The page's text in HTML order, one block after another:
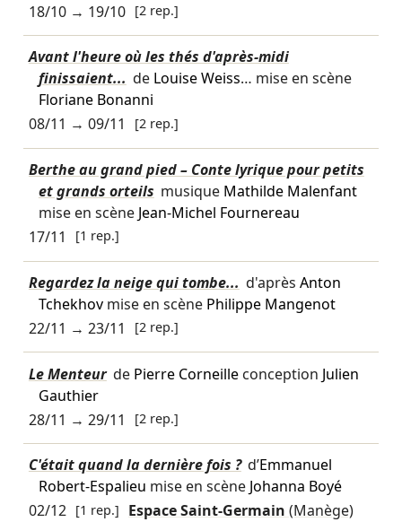
18/10→ 19/10 [2 rep.]
Avant l'heure où les thés d'après-midi
finissaient... de Louise Weiss… mise en scène
Floriane Bonanni
08/11 → 09/11 [2 rep.]
Berthe au grand pied – Conte lyrique pour petits
et grands orteils musique Mathilde Malenfant
mise en scène Jean-Michel Fournereau
17/11
[1 rep.]
Regardez la neige qui tombe... d'après Anton
Tchekhovmise en scène Philippe Mangenot
22/11 → 23/11 [2 rep.]
Le Menteur de Pierre Corneilleconception Julien
Gauthier
28/11 → 29/11 [2 rep.]
C'était quand la dernière fois ? d’Emmanuel
Robert-Espalieu mise en scène Johanna Boyé
02/12 [1 rep.] Espace Saint-Germain(Manège)